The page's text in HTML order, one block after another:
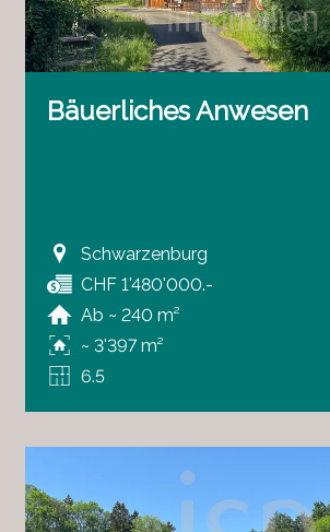
Bäuerliches Anwesen
Schwarzenburg
CHF 1'480'000.-
Ab ~ 240 m²
~ 3'397 m²
6.5